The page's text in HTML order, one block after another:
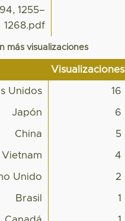
1255–
1268.pdf
más visualizaciones
Visualizaciones
Unidos 16
Japón 6
China 5
Vietnam 4
Unido 2
Brasil 1